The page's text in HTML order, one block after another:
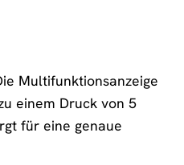
Multifunktionsanzeige
einem Druck von 5
für eine genaue